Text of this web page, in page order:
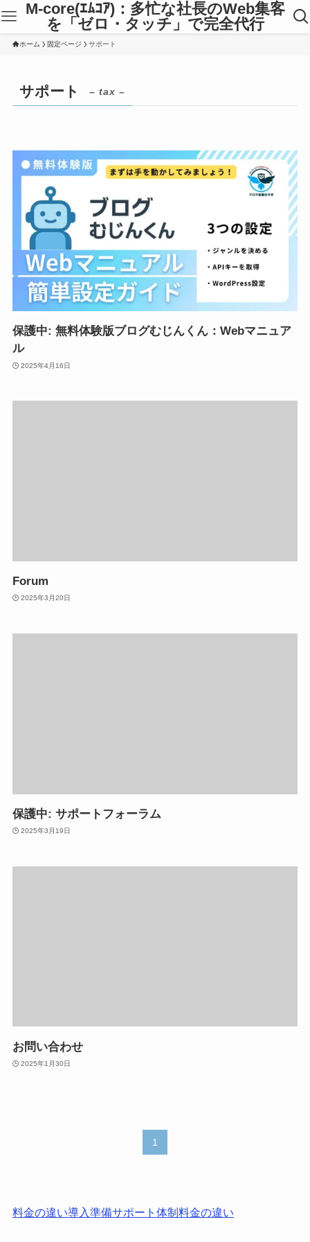
M-core(ｴﾑｺｱ)：多忙な社長のWeb集客
を「ゼロ・タッチ」で完全代行
ホーム 固定ページ サポート
サポート – tax –
保護中: 無料体験版ブログむじんくん：Webマニュア
ル
2025年4月16日
Forum
2025年3月20日
保護中: サポートフォーラム
2025年3月19日
お問い合わせ
2025年1月30日
1
料金の違い導入準備サポート体制料金の違い